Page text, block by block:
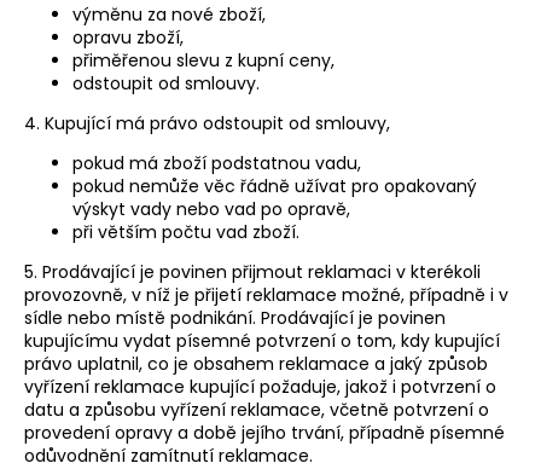
výměnu za nové zboží,
opravu zboží,
přiměřenou slevu z kupní ceny,
odstoupit od smlouvy.
4. Kupující má právo odstoupit od smlouvy,
pokud má zboží podstatnou vadu,
pokud nemůže věc řádně užívat pro opakovaný
výskyt vady nebo vad po opravě,
při větším počtu vad zboží.
5. Prodávající je povinen přijmout reklamaci v kterékoli
provozovně, v níž je přijetí reklamace možné, případně i v
sídle nebo místě podnikání. Prodávající je povinen
kupujícímu vydat písemné potvrzení o tom, kdy kupující
právo uplatnil, co je obsahem reklamace a jaký způsob
vyřízení reklamace kupující požaduje, jakož i potvrzení o
datu a způsobu vyřízení reklamace, včetně potvrzení o
provedení opravy a době jejího trvání, případně písemné
odůvodnění zamítnutí reklamace.